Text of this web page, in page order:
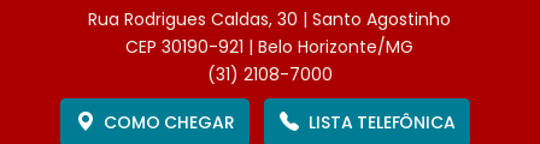
Rua Rodrigues Caldas, 30 | Santo Agostinho
CEP 30190-921 | Belo Horizonte/MG
(31) 2108-7000
COMO CHEGAR
LISTA TELEFÔNICA